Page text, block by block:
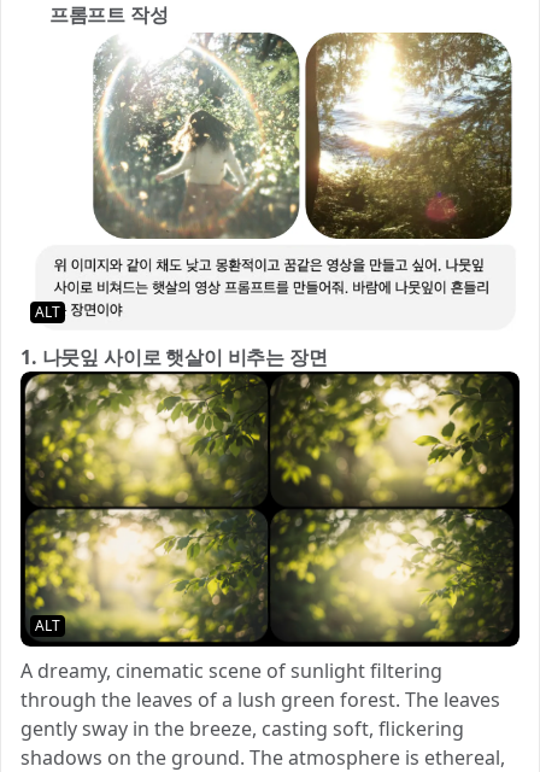
3️⃣ 프롬프트 작성
ALT
1. 나뭇잎 사이로 햇살이 비추는 장면
ALT
A dreamy, cinematic scene of sunlight filtering
through the leaves of a lush green forest. The leaves
gently sway in the breeze, casting soft, flickering
shadows on the ground. The atmosphere is ethereal,